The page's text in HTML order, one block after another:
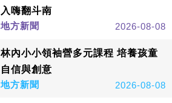
入嗨翻斗南
地方新聞
2026-08-08
林內小小領袖營多元課程 培養孩童
自信與創意
地方新聞
2026-08-08